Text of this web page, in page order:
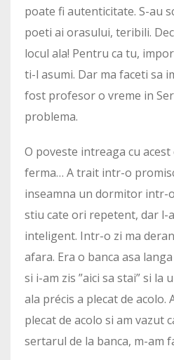
poate fi autenticitate. S-au
poeti ai orasului, teribili.
locul ala! Pentru ca tu,
ti-l asumi. Dar ma faceti sa
fost profesor o vreme in
problema.
O poveste intreaga cu
ferma… A trait intr-o
inseamna un dormitor intr-
stiu cate ori repetent, dar
inteligent. Intr-o zi ma
afara. Era o banca asa
si i-am zis ”aici sa stai” si la
ala précis a plecat de acolo.
plecat de acolo si am vazut
sertarul de la banca, m-am